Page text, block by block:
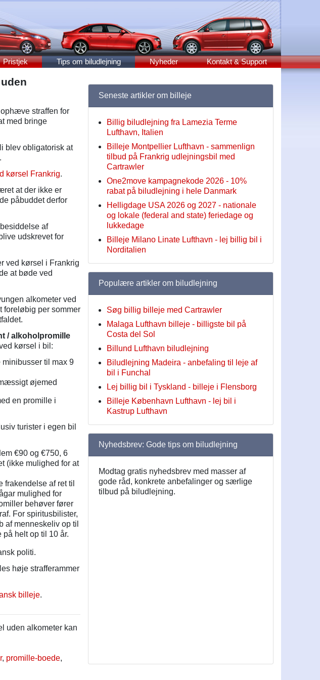
Pristjek Tips om biludlejning Nyheder Kontakt & Support
straffen for
med bringe
blev obligatorisk at
kørsel Frankrig.
at der ikke er
påbuddet derfor
af
udskrevet for
ved kørsel i Frankrig
at bøde ved
alkometer ved
foreløbig per sommer
/ alkoholpromille
kørsel i bil:
til max 9
øjemed
en promille i
turister i egen bil
€90 og €750, 6
(ikke mulighed for at
af ret til
mulighed for
behøver fører
For spiritusbilister,
af menneskeliv op til
helt op til 10 år.
politi.
høje strafferammer
billeje.
uden alkometer kan
, promille-boede,
Seneste artikler om billeje
Billig biludlejning fra Lamezia Terme
Lufthavn, Italien
Billeje Montpellier Lufthavn - sammenlign
tilbud på Frankrig udlejningsbil med
Cartrawler
One2move kampagnekode 2026 - 10%
rabat på biludlejning i hele Danmark
Helligdage USA 2026 og 2027 - nationale
og lokale (federal and state) feriedage og
lukkedage
Billeje Milano Linate Lufthavn - lej billig bil i
Norditalien
Populære artikler om biludlejning
Søg billig billeje med Cartrawler
Malaga Lufthavn billeje - billigste bil på
Costa del Sol
Billund Lufthavn biludlejning
Biludlejning Madeira - anbefaling til leje af
bil i Funchal
Lej billig bil i Tyskland - billeje i Flensborg
Billeje København Lufthavn - lej bil i
Kastrup Lufthavn
Nyhedsbrev: Gode tips om biludlejning
Modtag gratis nyhedsbrev med masser af
gode råd, konkrete anbefalinger og særlige
tilbud på biludlejning.